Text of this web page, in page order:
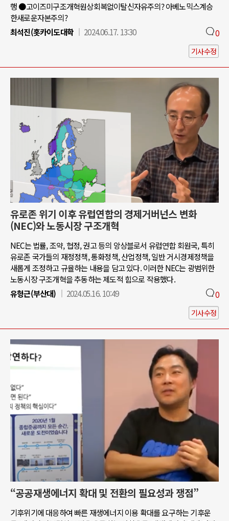
행 ●고이즈미구조개혁원상회복없이탈신자유주의? 아베노믹스계승
한새로운자본주의?
최석진(홋카이도대학
2024.06.17. 13:30 0
기사수정
유로존 위기 이후 유럽연합의 경제거버넌스 변화
(NEC)와 노동시장 구조개혁
NEC는 법률, 조약, 협정, 권고 등의 앙상블로서 유럽연합 회원국, 특히
유로존 국가들의 재정정책, 통화정책, 산업정책, 일반 거시경제정책을
새롭게 조정하고 규율하는 내용을 담고 있다. 이러한 NEC는 광범위한
노동시장 구조개혁을 추동하는 제도적 힘으로 작용했다.
유형근(부산대)
2024.05.16. 10:49 0
기사수정
“공공재생에너지 확대 및 전환의 필요성과 쟁점”
기후위기에 대응하여 빠른 재생에너지 이용 확대를 요구하는 기후운